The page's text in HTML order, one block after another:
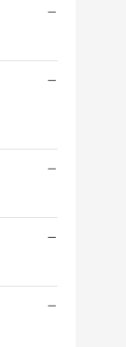
−
−
−
−
−